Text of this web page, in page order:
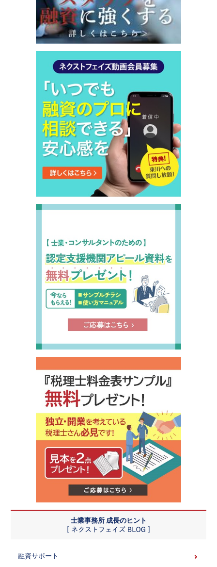
士業事務所 成長のヒント
融資サポート